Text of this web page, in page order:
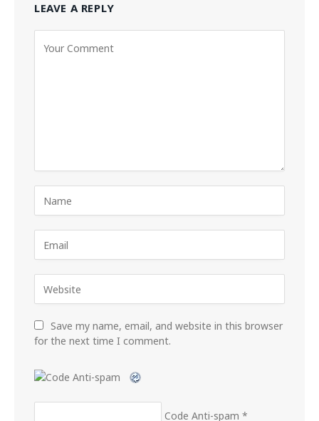
LEAVE A REPLY
Save my name, email, and website in this browser
for the next time I comment.
Code Anti-spam *